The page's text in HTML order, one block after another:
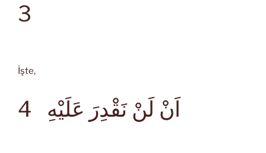
3
İşte,
اَنْ لَنْ نَقْدِرَ عَلَيْهِ